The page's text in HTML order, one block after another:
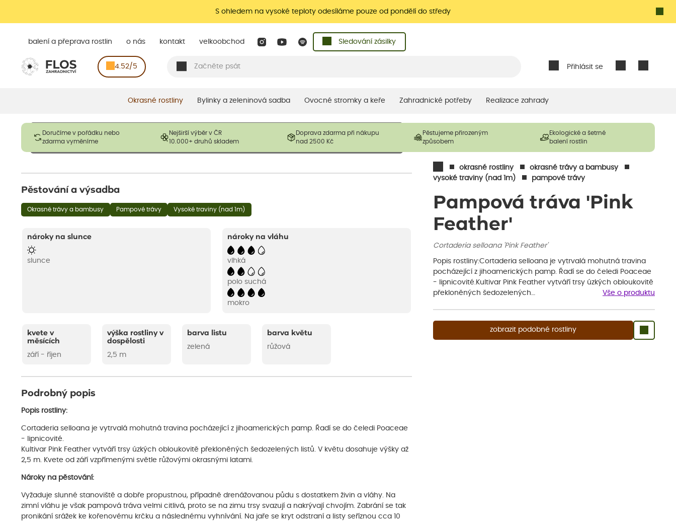
S ohledem na vysoké teploty odesíláme pouze od pondělí do středy
Přihlásit se
balení a přeprava rostlin o nás kontakt velkoobchod Sledování zásilky
4.52/5
Okrasné rostliny Bylinky a zeleninová sadba Ovocné stromky a keře Zahradnické potřeby Realizace zahrady
Doručíme v pořádku nebo
zdarma vyměníme
Nejširší výběr v ČR
10.000+ druhů skladem
Doprava zdarma při nákupu
nad 2500 Kč
Pěstujeme přirozeným
způsobem
Ekologické a šetrné
balení rostlin
okrasné rostliny
okrasné trávy a bambusy
vysoké traviny (nad 1m)
pampové trávy
Pampová tráva 'Pink
Feather'
Cortaderia selloana 'Pink Feather'
Popis rostliny:Cortaderia selloana je vytrvalá mohutná travina
pocházející z jihoamerických pamp. Řadí se do čeledi Poaceae
- lipnicovité.Kultivar Pink Feather vytváří trsy úzkých obloukovitě
překloněných šedozelených…
Vše o produktu
zobrazit podobné rostliny
Obrázky slouží pouze pro ilustrační účely a mají reprezentovat prodávané produkty. V závislosti na sezónnosti mohou být
opadavé rostliny dodávány v dormantním stavu a bez listů. Rostliny mohou být také sestřiženy níže, než je uvedená
Pěstování a výsadba
Okrasné trávy a bambusy Pampové trávy Vysoké traviny (nad 1m)
nároky na slunce
slunce
nároky na vláhu
vlhká
polo suchá
mokro
kvete v
měsících
září - říjen
výška rostliny v
dospělosti
2,5 m
barva listu
zelená
barva květu
růžová
Podrobný popis
Popis rostliny:
Cortaderia selloana je vytrvalá mohutná travina pocházející z jihoamerických pamp. Řadí se do čeledi Poaceae
- lipnicovité.
Kultivar Pink Feather vytváří trsy úzkých obloukovitě překloněných šedozelených listů. V květu dosahuje výšky až
2,5 m. Kvete od září vzpřímenými světle růžovými okrasnými latami.
Nároky na pěstování:
Vyžaduje slunné stanoviště a dobře propustnou, případně drenážovanou půdu s dostatkem živin a vláhy. Na
zimní vláhu je však pampová tráva velmi citlivá, proto se na zimu trsy svazují a nakrývají chvojím. Zabrání se tak
pronikání srážek ke kořenovému krčku a následnému vyhnívání. Na jaře se kryt odstraní a listy seříznou cca 10